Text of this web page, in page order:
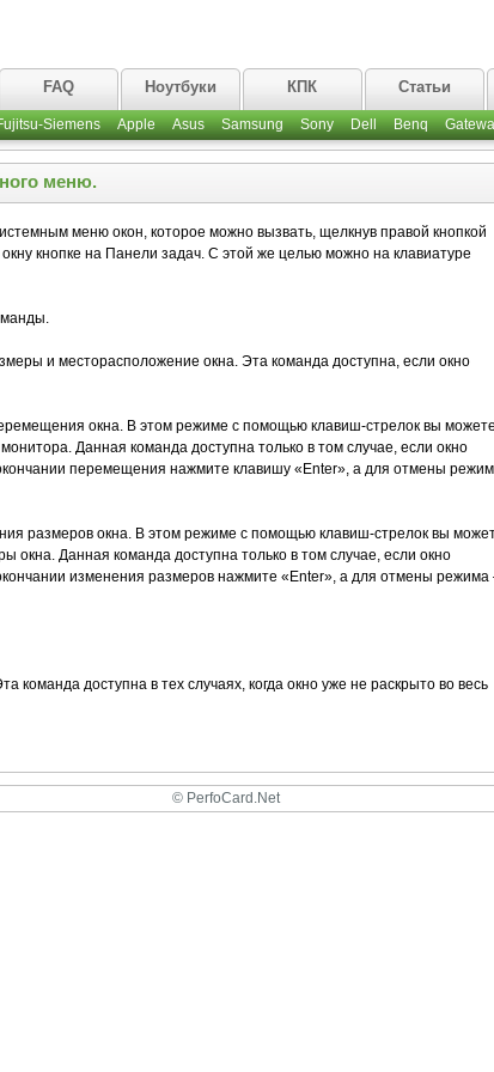
FAQ Ноутбуки КПК Статьи
Siemens Apple Asus Samsung Sony Dell Benq
меню.
меню окон, которое можно вызвать, щелкнув правой кнопкой
кнопке на Панели задач. С этой же целью можно на клавиатуре
и месторасположение окна. Эта команда доступна, если окно
окна. В этом режиме с помощью клавиш-стрелок вы
Данная команда доступна только в том случае, если окно
перемещения нажмите клавишу «Enter», а для отмены
размеров окна. В этом режиме с помощью клавиш-стрелок вы
окна. Данная команда доступна только в том случае, если окно
изменения размеров нажмите «Enter», а для отмены режима
команда доступна в тех случаях, когда окно уже не раскрыто во весь
© PerfoCard.Net